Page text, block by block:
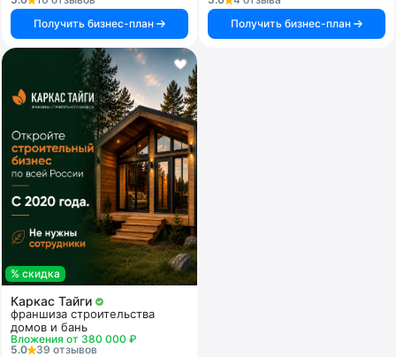
Получить бизнес-план
Получить бизнес-план
% скидка
Каркас Тайги
франшиза строительства
домов и бань
Вложения от 380 000 ₽
5.0
39 отзывов